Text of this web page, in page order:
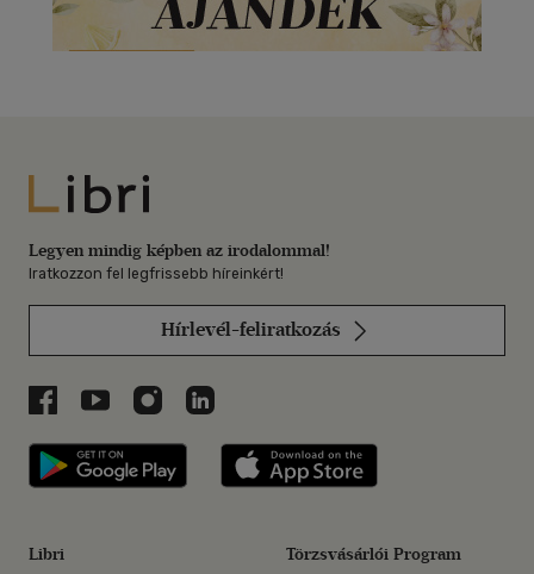
Libri
Legyen mindig képben az irodalommal!
Iratkozzon fel legfrissebb híreinkért!
Hírlevél-feliratkozás
Libri a Facebookon
Libri a Youtube-on
Libri az Instagramon
Libri a LinkedInen
Libri applikáció Szerezd meg: Google
Libri Törzsvásárlói Program